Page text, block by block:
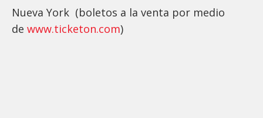
Nueva York (boletos a la venta por medio
de www.ticketon.com)